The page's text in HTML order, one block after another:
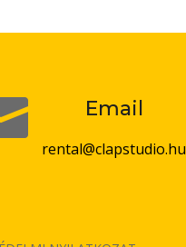
Email
rental@clapstudio.hu